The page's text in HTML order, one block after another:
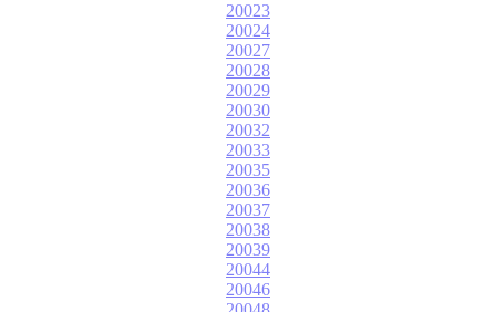
20023
20024
20027
20028
20029
20030
20032
20033
20035
20036
20037
20038
20039
20044
20046